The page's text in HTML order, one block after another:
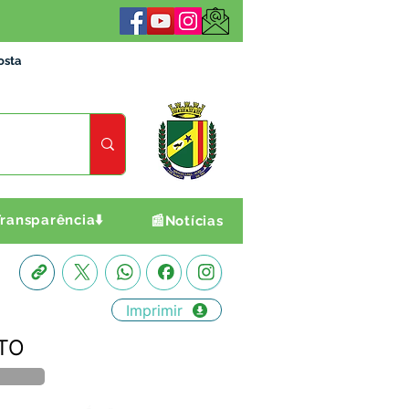
📰Notícias
Imprimir